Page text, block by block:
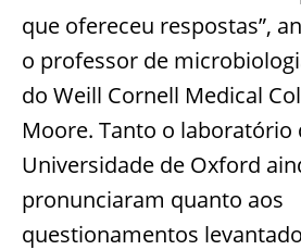
que ofereceu respostas”,
o professor de
do Weill Cornell Medical
Moore. Tanto o laboratório
Universidade de Oxford
pronunciaram quanto aos
questionamentos